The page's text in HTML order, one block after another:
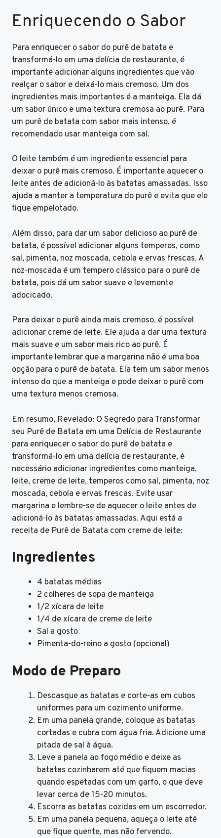
Enriquecendo o Sabor
Para enriquecer o sabor do purê de batata e
transformá-lo em uma delícia de restaurante, é
importante adicionar alguns ingredientes que vão
realçar o sabor e deixá-lo mais cremoso. Um dos
ingredientes mais importantes é a manteiga. Ela dá
um sabor único e uma textura cremosa ao purê. Para
um purê de batata com sabor mais intenso, é
recomendado usar manteiga com sal.
O leite também é um ingrediente essencial para
deixar o purê mais cremoso. É importante aquecer o
leite antes de adicioná-lo às batatas amassadas. Isso
ajuda a manter a temperatura do purê e evita que ele
fique empelotado.
Além disso, para dar um sabor delicioso ao purê de
batata, é possível adicionar alguns temperos, como
sal, pimenta, noz moscada, cebola e ervas frescas. A
noz-moscada é um tempero clássico para o purê de
batata, pois dá um sabor suave e levemente
adocicado.
Para deixar o purê ainda mais cremoso, é possível
adicionar creme de leite. Ele ajuda a dar uma textura
mais suave e um sabor mais rico ao purê. É
importante lembrar que a margarina não é uma boa
opção para o purê de batata. Ela tem um sabor menos
intenso do que a manteiga e pode deixar o purê com
uma textura menos cremosa.
Em resumo, Revelado: O Segredo para Transformar
seu Purê de Batata em uma Delícia de Restaurante
para enriquecer o sabor do purê de batata e
transformá-lo em uma delícia de restaurante, é
necessário adicionar ingredientes como manteiga,
leite, creme de leite, temperos como sal, pimenta, noz
moscada, cebola e ervas frescas. Evite usar
margarina e lembre-se de aquecer o leite antes de
adicioná-lo às batatas amassadas. Aqui está a
receita de Purê de Batata com creme de leite:
Ingredientes
4 batatas médias
2 colheres de sopa de manteiga
1/2 xícara de leite
1/4 de xícara de creme de leite
Sal a gosto
Pimenta-do-reino a gosto (opcional)
Modo de Preparo
Descasque as batatas e corte-as em cubos
uniformes para um cozimento uniforme.
Em uma panela grande, coloque as batatas
cortadas e cubra com água fria. Adicione uma
pitada de sal à água.
Leve a panela ao fogo médio e deixe as
batatas cozinharem até que fiquem macias
quando espetadas com um garfo, o que deve
levar cerca de 15-20 minutos.
Escorra as batatas cozidas em um escorredor.
Em uma panela pequena, aqueça o leite até
que fique quente, mas não fervendo.